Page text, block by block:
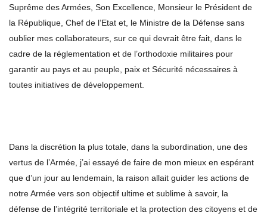
Suprême des Armées, Son Excellence, Monsieur le Président de
la République, Chef de l’Etat et, le Ministre de la Défense sans
oublier mes collaborateurs, sur ce qui devrait être fait, dans le
cadre de la réglementation et de l’orthodoxie militaires pour
garantir au pays et au peuple, paix et Sécurité nécessaires à
toutes initiatives de développement.
Dans la discrétion la plus totale, dans la subordination, une des
vertus de l’Armée, j’ai essayé de faire de mon mieux en espérant
que d’un jour au lendemain, la raison allait guider les actions de
notre Armée vers son objectif ultime et sublime à savoir, la
défense de l’intégrité territoriale et la protection des citoyens et de